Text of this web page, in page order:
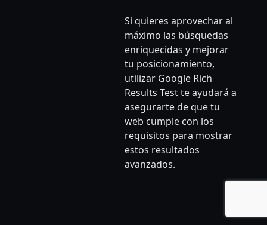
Si quieres aprovechar al
máximo las búsquedas
enriquecidas y mejorar
tu posicionamiento,
utilizar Google Rich
Results Test te ayudará a
asegurarte de que tu
web cumple con los
requisitos para mostrar
estos resultados
avanzados.